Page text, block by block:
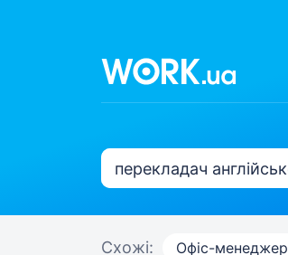
Схожі: Офіс-менеджер